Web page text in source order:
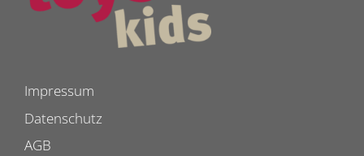
Impressum
Datenschutz
AGB